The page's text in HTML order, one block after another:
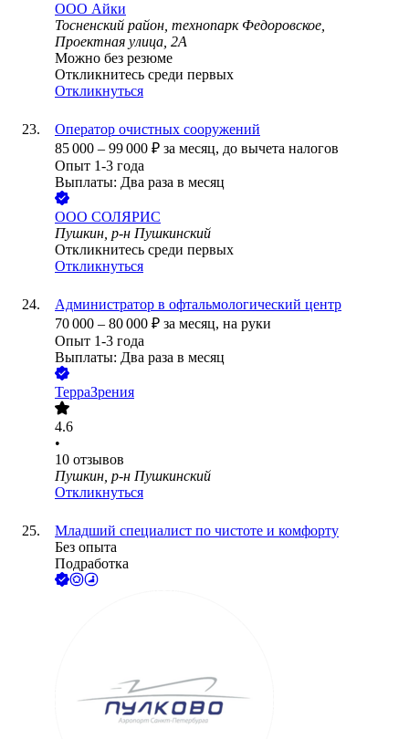
ООО Айки
Тосненский район, технопарк Федоровское,
Проектная улица, 2А
Можно без резюме
Откликнитесь среди первых
Откликнуться
Оператор очистных сооружений
85 000 – 99 000 ₽ за месяц, до вычета налогов
Опыт 1-3 года
Выплаты: Два раза в месяц
ООО СОЛЯРИС
Пушкин, р-н Пушкинский
Откликнитесь среди первых
Откликнуться
Администратор в офтальмологический центр
70 000 – 80 000 ₽ за месяц, на руки
Опыт 1-3 года
Выплаты: Два раза в месяц
ТерраЗрения
4.6
•
10 отзывов
Пушкин, р-н Пушкинский
Откликнуться
Младший специалист по чистоте и комфорту
Без опыта
Подработка